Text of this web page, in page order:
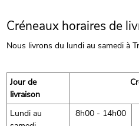
Créneaux horaires de
Nous livrons du lundi au samedi à
Jour de
livraison
Lundi au
8h00 - 14h00